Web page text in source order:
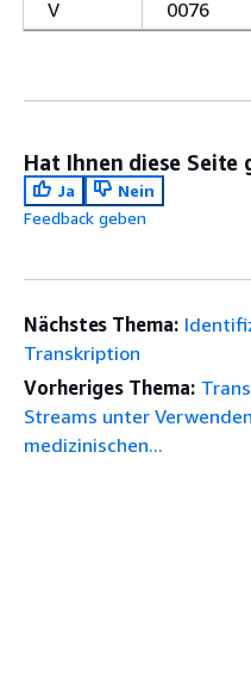
V 0076
Hat Ihnen diese Seite
Ja
Nein
Feedback geben
Nächstes Thema:
Transkription
Vorheriges Thema:
Streams unter
medizinischen...